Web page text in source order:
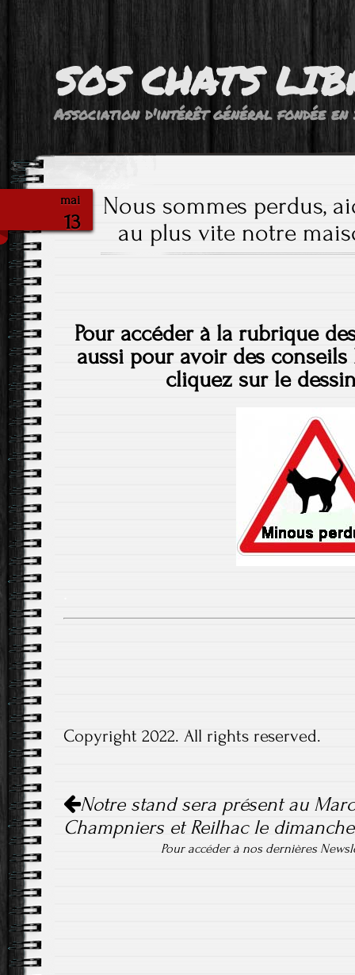
SOS CHATS
Association d'intérêt général fondée en
mai
13
Nous sommes perdus,
au plus vite notre
Pour accéder à la rubrique
aussi pour avoir des conseils
cliquez sur le
Copyright 2022. All rights reserved.
Navigation
de
l'article
Notre stand sera présent au
Champniers et Reilhac le
Pour accéder à nos dernières